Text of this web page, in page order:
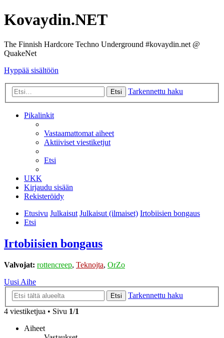
Kovaydin.NET
The Finnish Hardcore Techno Underground #kovaydin.net @
QuakeNet
Hyppää sisältöön
Etsi Tarkennettu haku
Pikalinkit
Vastaamattomat aiheet
Aktiiviset viestiketjut
Etsi
UKK
Kirjaudu sisään
Rekisteröidy
Etusivu Julkaisut Julkaisut (ilmaiset) Irtobiisien bongaus
Etsi
Irtobiisien bongaus
Valvojat: rottencreep, Teknojta, OrZo
Uusi Aihe
Etsi
Tarkennettu haku
4 viestiketjua • Sivu 1/1
Aiheet